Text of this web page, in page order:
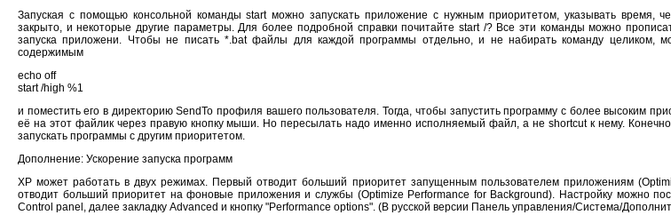
Запуская с помощью консольной команды start можно запускать приложение с нужным приоритетом, указывать время,
закрыто, и некоторые другие параметры. Для более подробной справки почитайте start /? Все эти команды можно
запуска приложени. Чтобы не писать *.bat файлы для каждой программы отдельно, и не набирать команду целиком,
содержимым
echo off
start /high %1
и поместить его в директорию SendTo профиля вашего пользователя. Тогда, чтобы запустить программу с более высоким
её на этот файлик через правую кнопку мыши. Но пересылать надо именно исполняемый файл, а не shortcut к нему.
запускать программы с другим приоритетом.
Дополнение: Ускорение запуска программ
XP может работать в двух режимах. Первый отводит больший приоритет запущенным пользователем приложениям
отводит больший приоритет на фоновые приложения и службы (Optimize Performance for Background). Настройку можно
Control panel, далее закладку Advanced и кнопку "Performance options". (В русской версии Панель управления/Система/